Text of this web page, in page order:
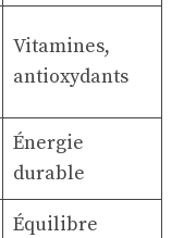
Vitamines,
antioxydants
Énergie
durable
Équilibre